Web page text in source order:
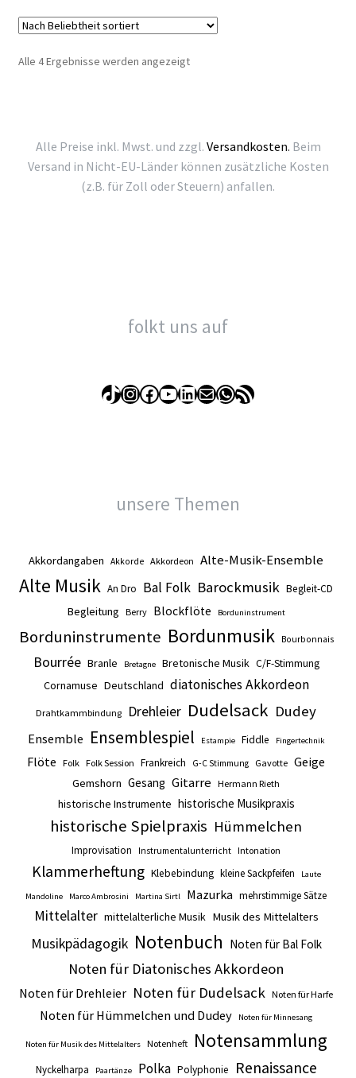
Alle 4 Ergebnisse werden angezeigtNach
Alle Preise inkl. Mwst. und zzgl. Versandkosten. Beim
Versand in Nicht-EU-Länder können zusätzliche Kosten
(z.B. für Zoll oder Steuern) anfallen.
folkt uns auf
TikTok
Instagram
Facebook
YouTube
LinkedIn
E-MailWhatsApp
RSS-Feed
unsere Themen
Akkordangaben Akkorde Akkordeon Alte-Musik-Ensemble
Alte Musik An Dro Bal Folk Barockmusik Begleit-CD
Begleitung Berry Blockflöte Borduninstrument
Borduninstrumente Bordunmusik Bourbonnais
Bourrée Branle Bretagne Bretonische Musik C/F-Stimmung
Cornamuse Deutschland diatonisches Akkordeon
Drahtkammbindung Drehleier Dudelsack Dudey
Ensemble Ensemblespiel Estampie Fiddle Fingertechnik
Flöte Folk Folk Session Frankreich G-C Stimmung Gavotte Geige
Gemshorn Gesang Gitarre Hermann Rieth
historische Instrumente historische Musikpraxis
historische Spielpraxis Hümmelchen
Improvisation Instrumentalunterricht Intonation
Klammerheftung Klebebindung kleine Sackpfeifen Laute
Mandoline Marco Ambrosini Martina Sirtl Mazurka mehrstimmige Sätze
Mittelalter mittelalterliche Musik Musik des Mittelalters
Musikpädagogik Notenbuch Noten für Bal Folk
Noten für Diatonisches Akkordeon
Noten für Drehleier Noten für Dudelsack Noten für Harfe
Noten für Hümmelchen und Dudey Noten für Minnesang
Noten für Musik des Mittelalters Notenheft Notensammlung
Nyckelharpa Paartänze Polka Polyphonie Renaissance